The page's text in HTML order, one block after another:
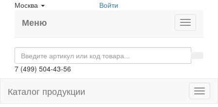
Москва Войти
Меню
7 (499) 504-43-56
Каталог продукции